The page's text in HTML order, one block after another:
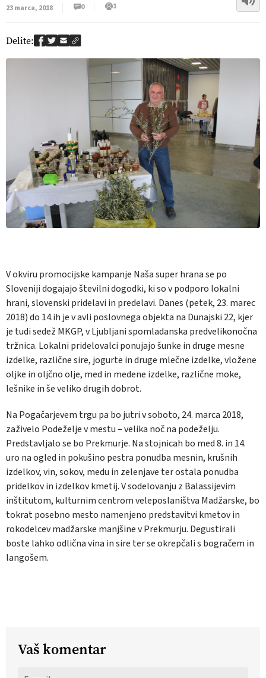
23 marca, 2018
0 1
Delite:
V okviru promocijske kampanje Naša super hrana se po
Sloveniji dogajajo številni dogodki, ki so v podporo lokalni
hrani, slovenski pridelavi in predelavi. Danes (petek, 23. marec
2018) do 14.ih je v avli poslovnega objekta na Dunajski 22, kjer
je tudi sedež MKGP, v Ljubljani spomladanska predvelikonočna
tržnica. Lokalni pridelovalci ponujajo šunke in druge mesne
izdelke, različne sire, jogurte in druge mlečne izdelke, vložene
oljke in oljčno olje, med in medene izdelke, različne moke,
lešnike in še veliko drugih dobrot.
Na Pogačarjevem trgu pa bo jutri v soboto, 24. marca 2018,
zaživelo Podeželje v mestu – velika noč na podeželju.
Predstavljalo se bo Prekmurje. Na stojnicah bo med 8. in 14.
uro na ogled in pokušino pestra ponudba mesnin, krušnih
izdelkov, vin, sokov, medu in zelenjave ter ostala ponudba
pridelkov in izdelkov kmetij. V sodelovanju z Balassijevim
inštitutom, kulturnim centrom veleposlaništva Madžarske, bo
tokrat posebno mesto namenjeno predstavitvi kmetov in
rokodelcev madžarske manjšine v Prekmurju. Degustirali
boste lahko odlična vina in sire ter se okrepčali s bogračem in
langošem.
Vaš komentar